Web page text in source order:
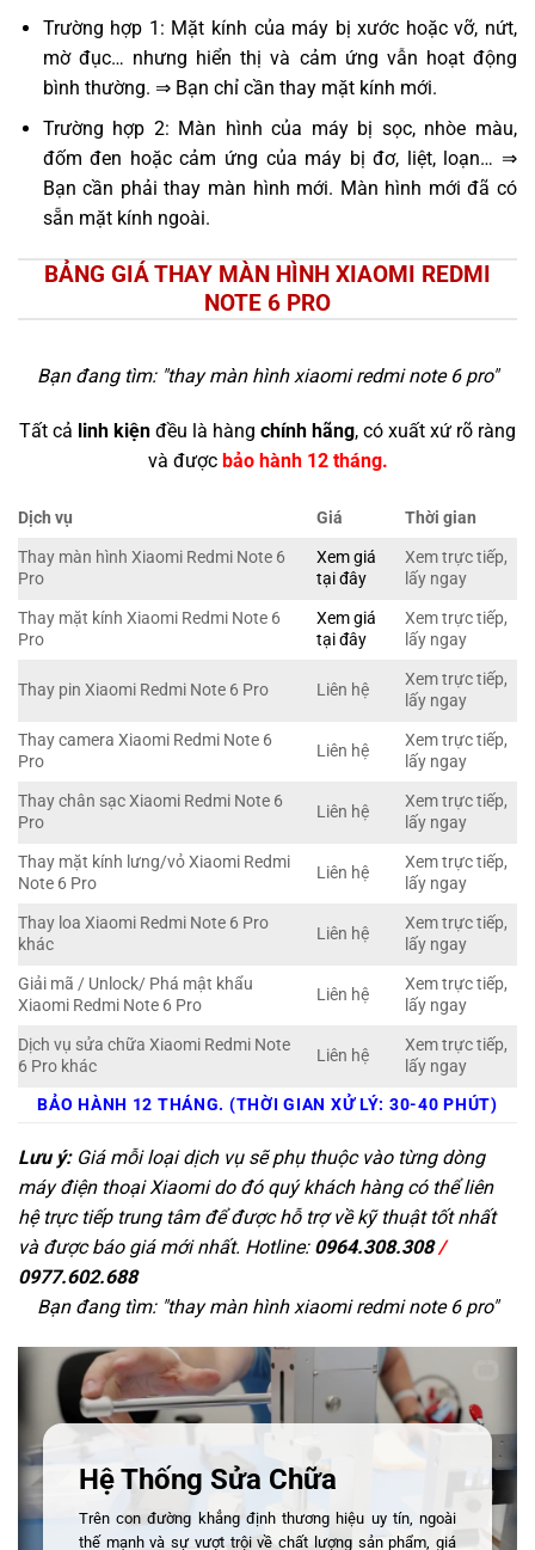
Trường hợp 1: Mặt kính của máy bị xước hoặc vỡ, nứt,
mờ đục… nhưng hiển thị và cảm ứng vẫn hoạt động
bình thường. ⇒ Bạn chỉ cần thay mặt kính mới.
Trường hợp 2: Màn hình của máy bị sọc, nhòe màu,
đốm đen hoặc cảm ứng của máy bị đơ, liệt, loạn… ⇒
Bạn cần phải thay màn hình mới. Màn hình mới đã có
sẵn mặt kính ngoài.
BẢNG GIÁ THAY MÀN HÌNH XIAOMI REDMI
NOTE 6 PRO
Bạn đang tìm: "thay màn hình xiaomi redmi note 6 pro"
Tất cả linh kiện đều là hàng chính hãng, có xuất xứ rõ ràng
và được bảo hành 12 tháng.
Dịch vụ Giá
Thời gian
Thay màn hình Xiaomi Redmi Note 6
Pro
Xem giá
tại đây
Xem trực tiếp,
lấy ngay
Thay mặt kính Xiaomi Redmi Note 6
Pro
Xem giá
tại đây
Xem trực tiếp,
lấy ngay
Thay pin Xiaomi Redmi Note 6 Pro Liên hệ
Xem trực tiếp,
lấy ngay
Thay camera Xiaomi Redmi Note 6
Pro
Liên hệ
Xem trực tiếp,
lấy ngay
Thay chân sạc Xiaomi Redmi Note 6
Pro
Liên hệ
Xem trực tiếp,
lấy ngay
Thay mặt kính lưng/vỏ Xiaomi Redmi
Note 6 Pro
Liên hệ
Xem trực tiếp,
lấy ngay
Thay loa Xiaomi Redmi Note 6 Pro
khác
Liên hệ
Xem trực tiếp,
lấy ngay
Giải mã / Unlock/ Phá mật khẩu
Xiaomi Redmi Note 6 Pro
Liên hệ
Xem trực tiếp,
lấy ngay
Dịch vụ sửa chữa Xiaomi Redmi Note
6 Pro khác
Liên hệ
Xem trực tiếp,
lấy ngay
BẢO HÀNH 12 THÁNG. (THỜI GIAN XỬ LÝ: 30-40 PHÚT)
Lưu ý:Giá mỗi loại dịch vụ sẽ phụ thuộc vào từng dòng
máy điện thoại Xiaomi do đó quý khách hàng có thể liên
hệ trực tiếp trung tâm để được hỗ trợ về kỹ thuật tốt nhất
và được báo giá mới nhất. Hotline: 0964.308.308/
0977.602.688
Bạn đang tìm: "thay màn hình xiaomi redmi note 6 pro"
Hệ Thống Sửa Chữa
Trên con đường khẳng định thương hiệu uy tín, ngoài
thế mạnh và sự vượt trội về chất lượng sản phẩm, giá